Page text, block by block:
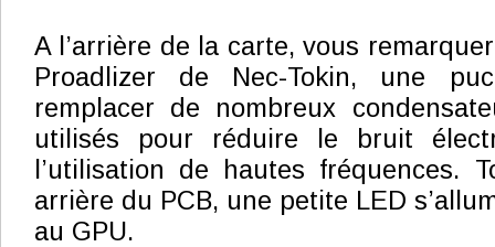
A l’arrière de la carte, vous
Proadlizer de Nec-Tokin, une
remplacer de nombreux
utilisés pour réduire le bruit
l’utilisation de hautes fréquences.
arrière du PCB, une petite LED
au GPU.